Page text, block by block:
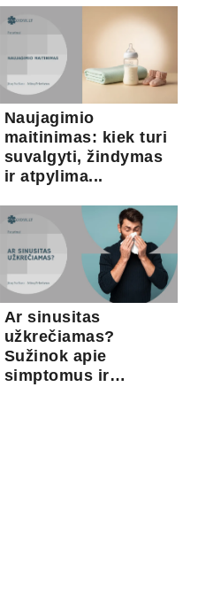
Naujagimio
maitinimas: kiek turi
suvalgyti, žindymas
ir atpylima...
Ar sinusitas
užkrečiamas?
Sužinok apie
simptomus ir